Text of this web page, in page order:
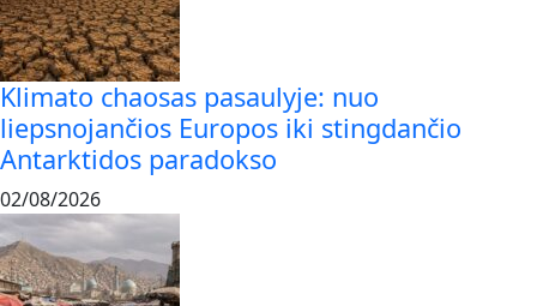
Klimato chaosas pasaulyje: nuo
liepsnojančios Europos iki stingdančio
Antarktidos paradokso
02/08/2026